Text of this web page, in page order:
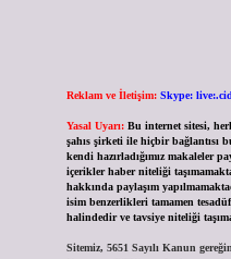
Reklam ve İletişim: Skype:
Yasal Uyarı: Bu internet sitesi,
şahıs şirketi ile hiçbir bağlantısı
kendi hazırladığımız makaleler
içerikler haber niteliği
hakkında paylaşım
isim benzerlikleri tamamen
halindedir ve tavsiye niteliği
Sitemiz, 5651 Sayılı Kanun